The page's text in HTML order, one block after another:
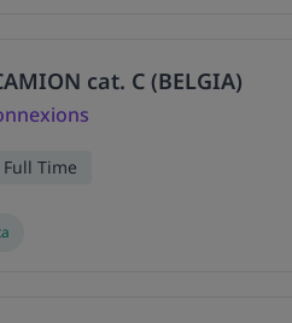
cat. C (BELGIA)
Time